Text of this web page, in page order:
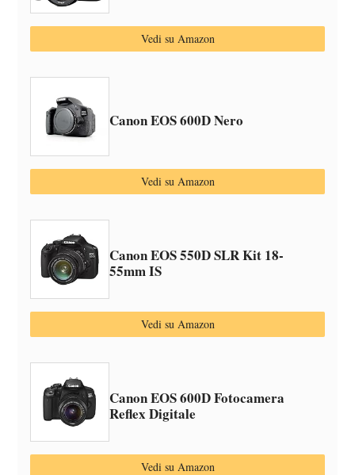
Vedi su Amazon
Canon EOS 600D Nero
Vedi su Amazon
Canon EOS 550D SLR Kit 18-
55mm IS
Vedi su Amazon
Canon EOS 600D Fotocamera
Reflex Digitale
Vedi su Amazon